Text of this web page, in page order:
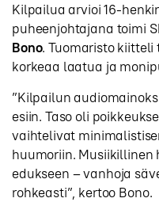
Kilpailua arvioi 16-
puheenjohtajana toimi
Bono. Tuomaristo
korkeaa laatua ja
”Kilpailun
esiin. Taso oli
vaihtelivat
huumoriin.
edukseen – vanhoja
rohkeasti”, kertoo Bono.